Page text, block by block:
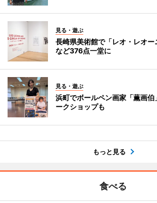
見る・遊ぶ
長崎県美術館で「レオ・レオ
など376点一堂に
見る・遊ぶ
浜町でボールペン画家「薫画
ークショップも
もっと見る
食べる